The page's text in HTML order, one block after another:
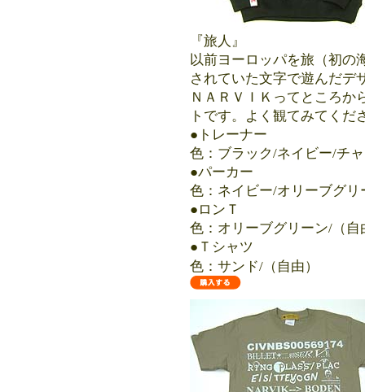
『旅人』
以前ヨーロッパを旅（初の
されていた文字で遊んだデ
ＮＡＲＶＩＫってところか
トです。よく観てみてくだ
●トレーナー 5800
色： ブラック/ネイビー/チ
●パーカー 6800
色：ネイビー/オリーブグリ
●ロンＴ 4200
色：オリーブグリーン/（自
●Ｔシャツ
色：サンド/（自由）